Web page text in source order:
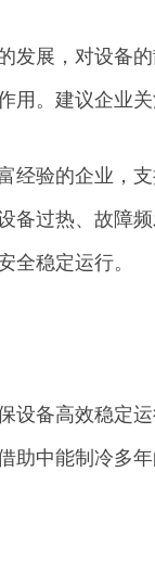
发展，对设备
用。建议企业
经验的企业，
备过热、故障
全稳定运行。
设备高效稳定
助中能制冷多